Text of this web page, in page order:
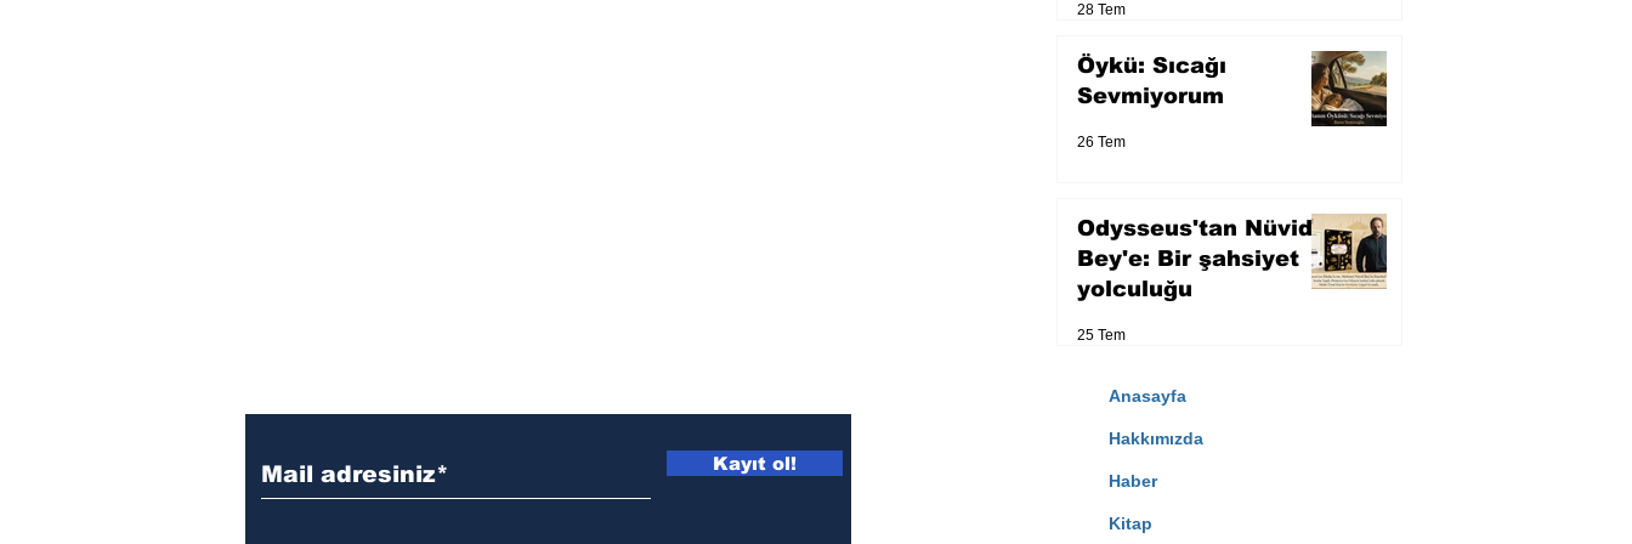
28 Tem
Öykü: Sıcağı
Sevmiyorum
26 Tem
Odysseus'tan Nüvid
Bey'e: Bir şahsiyet
yolculuğu
25 Tem
Kayıt ol!
Anasayfa
Hakkımızda
Haber
Kitap